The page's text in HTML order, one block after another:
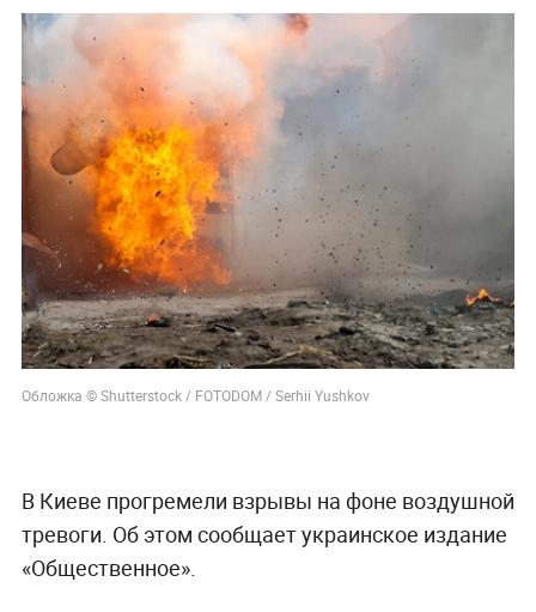
Обложка © Shutterstock / FOTODOM / Serhii Yushkov
В Киеве прогремели взрывы на фоне воздушной
тревоги. Об этом сообщает украинское издание
«Общественное».